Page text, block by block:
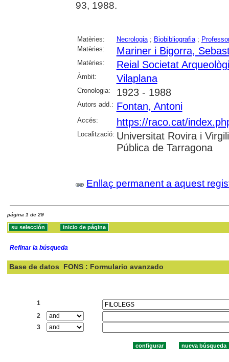
93, 1988.
Matèries: Necrologia; Biobibliografia;
Matèries:
Mariner i Bigorra,
Matèries: Reial Societat
Àmbit: Vilaplana
Cronologia: 1923 - 1988
Autors add.: Fontan, Antoni
Accés: https://raco.cat/
Localització: Universitat Rovira i
Pública de Tarragona
Enllaç permanent a aquest
página 1 de 29
Refinar la búsqueda
Base de datos FONS : Formulario avanzado
1
2
3